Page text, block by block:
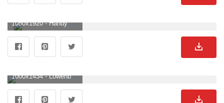
1080x1920 - Handy Hintergründe für Kinder. Löwen Hintergrundbild für Handy.
1000x1434 - Löwenbilder & Bilder. Laden Sie kostenlose Bilder und Stockfotos auf herunter. Löwen Hintergrundbild.